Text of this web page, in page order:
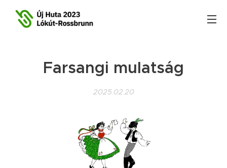
Farsangi mulatság
2025.02.20